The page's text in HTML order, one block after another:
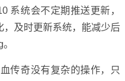
系统会不定期推送更新，
及时更新系统，能减少后
传奇没有复杂的操作，只